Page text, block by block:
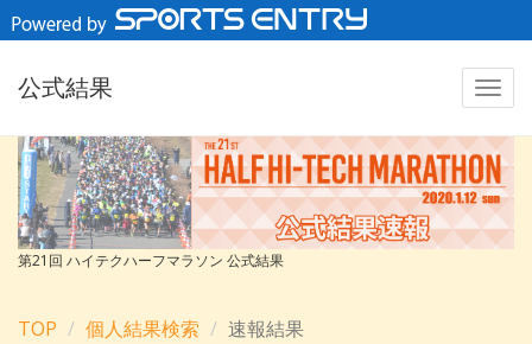
公式結果
第21回 ハイテクハーフマラソン 公式結果
TOP 個人結果検索 速報結果